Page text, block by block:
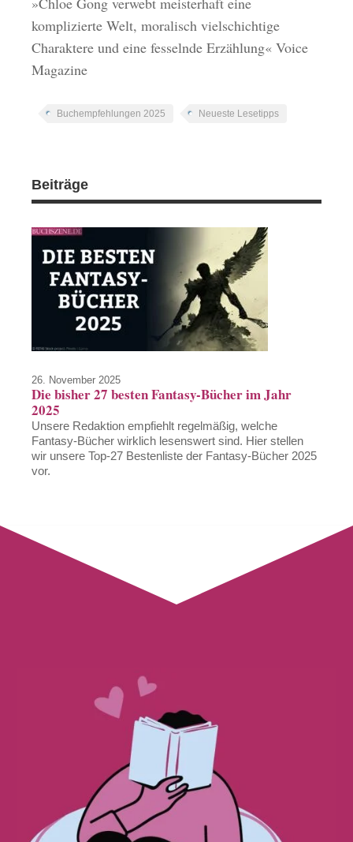
komplizierte Welt, moralisch vielschichtige
Charaktere und eine fesselnde Erzählung« Voice
Magazine
Buchempfehlungen 2025 Neueste Lesetipps
Beiträge
26. November 2025
Die bisher 27 besten Fantasy-Bücher im Jahr
2025
Unsere Redaktion empfiehlt regelmäßig, welche
Fantasy-Bücher wirklich lesenswert sind. Hier stellen
wir unsere Top-27 Bestenliste der Fantasy-Bücher 2025
vor.